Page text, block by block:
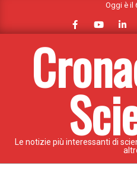
content
Oggi è il
Le notizie più interessanti di